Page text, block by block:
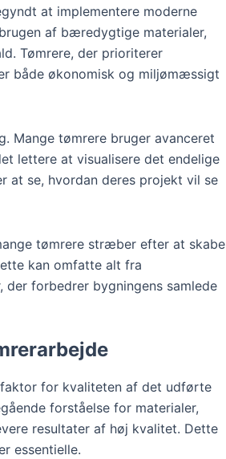
at implementere moderne
af bæredygtige materialer,
Tømrere, der prioriterer
både økonomisk og miljømæssigt
Mange tømrere bruger avanceret
lettere at visualisere det endelige
at se, hvordan deres projekt vil se
tømrere stræber efter at skabe
kan omfatte alt fra
forbedrer bygningens samlede
for kvaliteten af det udførte
forståelse for materialer,
resultater af høj kvalitet. Dette
essentielle.